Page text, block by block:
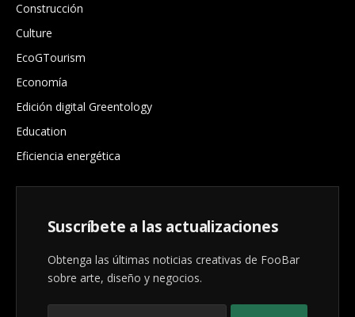
Construcción
Culture
EcoGTourism
Economía
Edición digital Greentology
Education
Eficiencia energética
Suscríbete a las actualizaciones
Obtenga las últimas noticias creativas de FooBar
sobre arte, diseño y negocios.